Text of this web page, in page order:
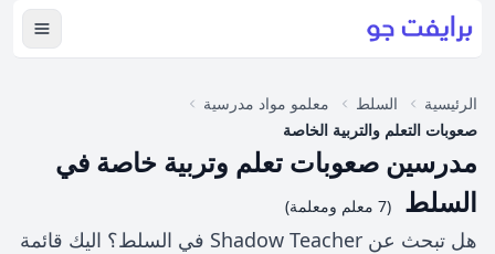
عرض
الرئيسية السلط
معلمو مواد مدرسية
صعوبات التعلم والتربية الخاصة
مدرسين صعوبات تعلم وتربية خاصة في
السلط
(7 معلم ومعلمة)
هل تبحث عن Shadow Teacher في السلط؟ اليك قائمة